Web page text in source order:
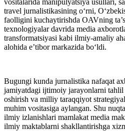
vositalarida manipulyatsiya usullari,
travel jurnalistikasining o‘rni,
faolligini kuchaytirishda OAVning
texnologiyalar davrida media
transformatsiyasi kabi ilmiy-amaliy
alohida e’tibor markazida bo‘ldi.
Bugungi kunda jurnalistika nafaqat
jamiyatdagi ijtimoiy jarayonlarni
oshirish va milliy taraqqiyot
muhim vositasiga aylangan. Shu
ilmiy izlanishlari mamlakat media
ilmiy maktablarni shakllantirishga